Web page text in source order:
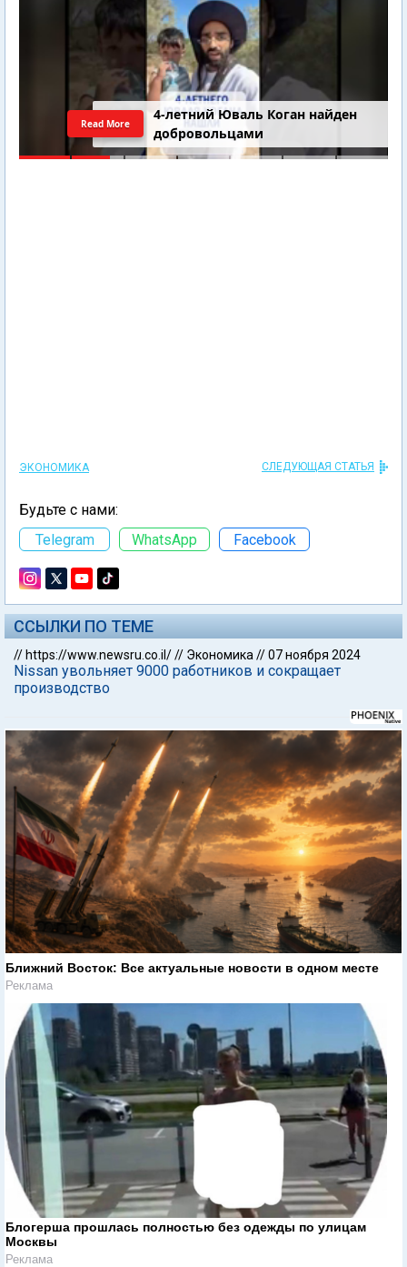
4-летний Юваль Коган найден
добровольцами
Read More
ЭКОНОМИКА СЛЕДУЮЩАЯ СТАТЬЯ
Будьте с нами:
Telegram
WhatsApp Facebook
ССЫЛКИ ПО ТЕМЕ
// https://www.newsru.co.il/// Экономика //07 ноября 2024
Nissan увольняет 9000 работников и сокращает
производство
Ближний Восток: Все актуальные новости в одном месте
Реклама
Блогерша прошлась полностью без одежды по улицам
Москвы
Реклама